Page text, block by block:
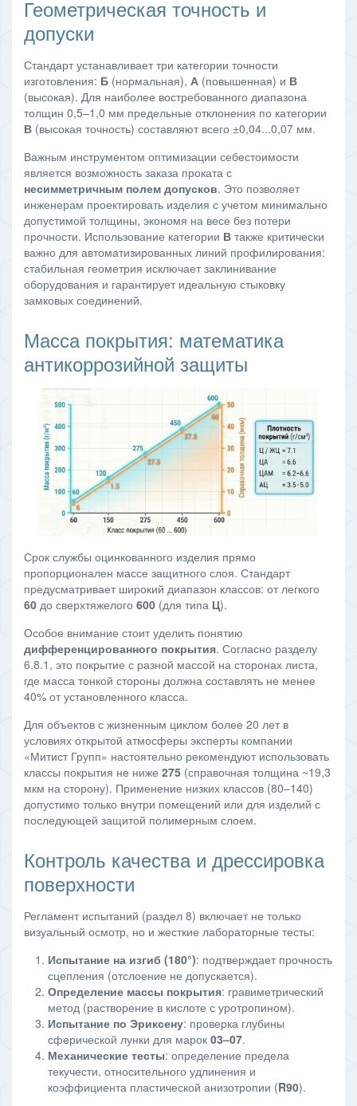
Геометрическая точность и
допуски
Стандарт устанавливает три категории точности
изготовления: Б (нормальная), А (повышенная) и В
(высокая). Для наиболее востребованного диапазона
толщин 0,5–1,0 мм предельные отклонения по категории
В (высокая точность) составляют всего ±0,04...0,07 мм.
Важным инструментом оптимизации себестоимости
является возможность заказа проката с
несимметричным полем допусков. Это позволяет
инженерам проектировать изделия с учетом минимально
допустимой толщины, экономя на весе без потери
прочности. Использование категории В также критически
важно для автоматизированных линий профилирования:
стабильная геометрия исключает заклинивание
оборудования и гарантирует идеальную стыковку
замковых соединений.
Масса покрытия: математика
антикоррозийной защиты
Срок службы оцинкованного изделия прямо
пропорционален массе защитного слоя. Стандарт
предусматривает широкий диапазон классов: от легкого
60 до сверхтяжелого 600 (для типа Ц).
Особое внимание стоит уделить понятию
дифференцированного покрытия. Согласно разделу
6.8.1, это покрытие с разной массой на сторонах листа,
где масса тонкой стороны должна составлять не менее
40% от установленного класса.
Для объектов с жизненным циклом более 20 лет в
условиях открытой атмосферы эксперты компании
«Митист Групп» настоятельно рекомендуют использовать
классы покрытия не ниже 275 (справочная толщина ~19,3
мкм на сторону). Применение низких классов (80–140)
допустимо только внутри помещений или для изделий с
последующей защитой полимерным слоем.
Контроль качества и дрессировка
поверхности
Регламент испытаний (раздел 8) включает не только
визуальный осмотр, но и жесткие лабораторные тесты:
Испытание на изгиб (180°): подтверждает прочность
сцепления (отслоение не допускается).
Определение массы покрытия: гравиметрический
метод (растворение в кислоте с уротропином).
Испытание по Эриксену: проверка глубины
сферической лунки для марок 03–07.
Механические тесты: определение предела
текучести, относительного удлинения и
коэффициента пластической анизотропии (R90).